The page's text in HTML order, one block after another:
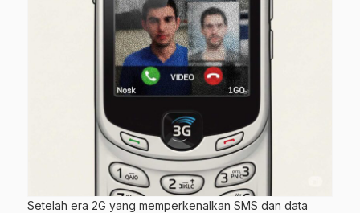
Setelah era 2G yang memperkenalkan SMS dan data